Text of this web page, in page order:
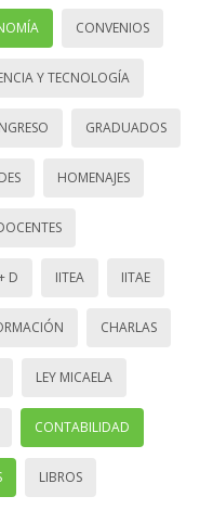
CONVENIOS
Y TECNOLOGÍA
GRADUADOS
HOMENAJES
D IITEA IITAE
CHARLAS
LEY MICAELA
CONTABILIDAD
LIBROS